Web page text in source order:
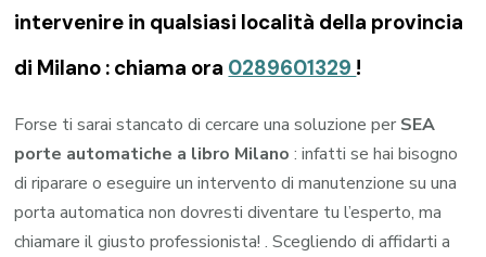
intervenire in qualsiasi località della provincia
di Milano : chiama ora 0289601329 !
Forse ti sarai stancato di cercare una soluzione per SEA
porte automatiche a libro Milano : infatti se hai bisogno
di riparare o eseguire un intervento di manutenzione su una
porta automatica non dovresti diventare tu l’esperto, ma
chiamare il giusto professionista! . Scegliendo di affidarti a